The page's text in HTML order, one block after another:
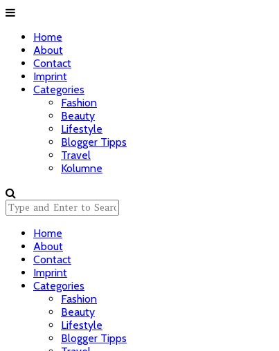
Home
About
Contact
Imprint
Categories
Fashion
Beauty
Lifestyle
Blogger Tipps
Travel
Kolumne
Home
About
Contact
Imprint
Categories
Fashion
Beauty
Lifestyle
Blogger Tipps